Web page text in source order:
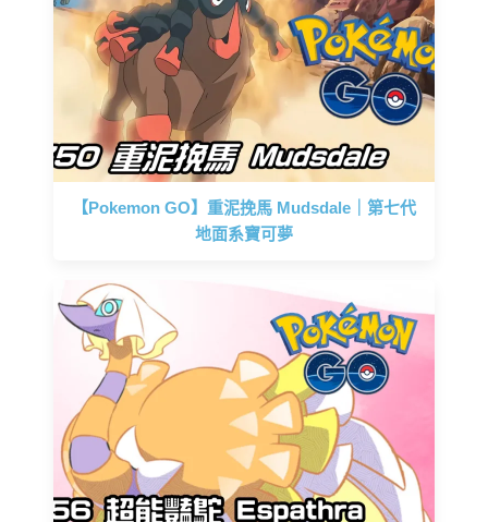
【Pokemon GO】重泥挽馬 Mudsdale｜第七代
地面系寶可夢